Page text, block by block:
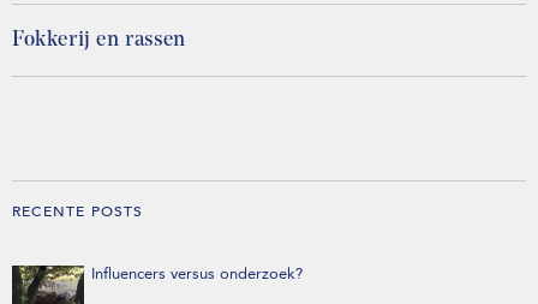
Fokkerij en rassen
RECENTE POSTS
Influencers versus onderzoek?